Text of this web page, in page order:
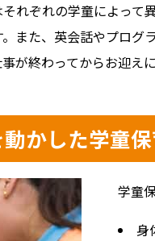
れぞれの学童によって
また、英会話やプロ
が終わってからお迎え
かした学童
学童
身